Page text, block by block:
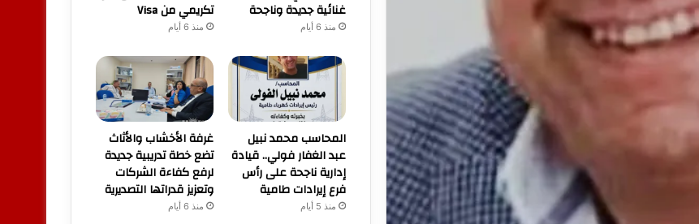
غنائية جديدة وناجحة
منذ 6 أيام
تكريمي من Visa
منذ 6 أيام
المحاسب محمد نبيل
عبد الغفار فولي.. قيادة
إدارية ناجحة على رأس
فرع إيرادات طامية
منذ 5 أيام
غرفة الأخشاب والأثاث
تضع خطة تدريبية جديدة
لرفع كفاءة الشركات
وتعزيز قدراتها التصديرية
منذ 6 أيام